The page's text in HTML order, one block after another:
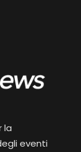
la
eventi